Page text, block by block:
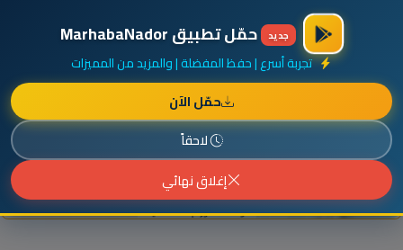
أضف نشاطك مجاناً
جديد حمّل تطبيق MarhabaNador
تجربة أسرع | حفظ المفضلة | والمزيد من المميزات
حمّل الآن
لاحقاً
إغلاق نهائي
إعلان ممول المزيد حول هذا الإعلان